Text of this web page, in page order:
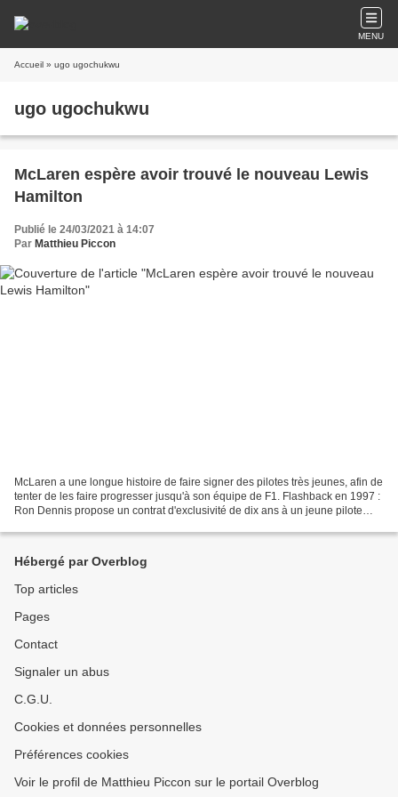
MENU
Accueil » ugo ugochukwu
ugo ugochukwu
McLaren espère avoir trouvé le nouveau Lewis
Hamilton
Publié le 24/03/2021 à 14:07
Par Matthieu Piccon
McLaren a une longue histoire de faire signer des pilotes très jeunes, afin de
tenter de les faire progresser jusqu'à son équipe de F1. Flashback en 1997 :
Ron Dennis propose un contrat d'exclusivité de dix ans à un jeune pilote
Hébergé par Overblog
Top articles
Pages
Contact
Signaler un abus
C.G.U.
Cookies et données personnelles
Préférences cookies
Voir le profil de Matthieu Piccon sur le portail Overblog